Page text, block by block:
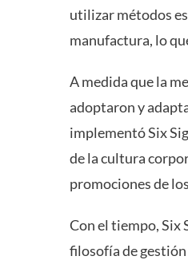
utilizar métodos
manufactura, lo
A medida que la
adoptaron y
implementó Six
de la cultura
promociones de
Con el tiempo, Six
filosofía de